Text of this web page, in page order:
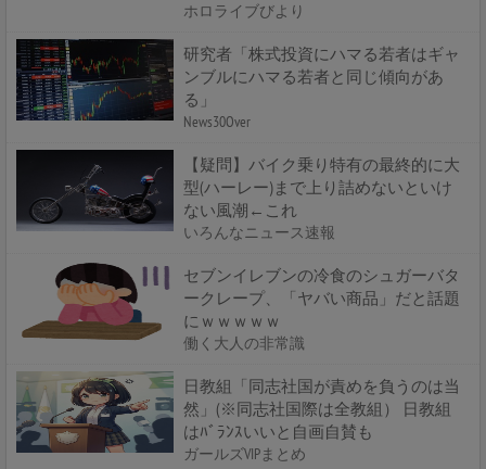
ホロライブびより
研究者「株式投資にハマる若者はギャ
ンブルにハマる若者と同じ傾向があ
る」
News30Over
【疑問】バイク乗り特有の最終的に大
型(ハーレー)まで上り詰めないといけ
ない風潮←これ
いろんなニュース速報
セブンイレブンの冷食のシュガーバタ
ークレープ、「ヤバい商品」だと話題
にｗｗｗｗｗ
働く大人の非常識
日教組「同志社国が責めを負うのは当
然」(※同志社国際は全教組） 日教組
はﾊﾞﾗﾝｽいいと自画自賛も
ガールズVIPまとめ